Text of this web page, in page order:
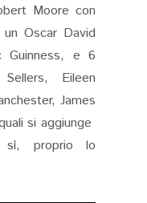
Moore con
Oscar David
Guinness, e 6
Eileen
James
si aggiunge
sì, proprio lo